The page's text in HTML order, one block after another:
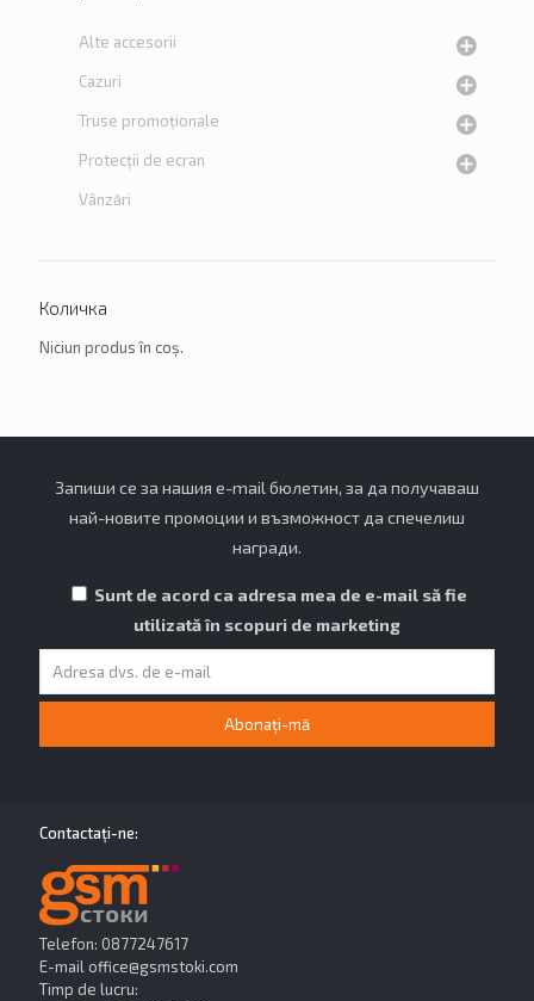
Alte accesorii
Cazuri
Truse promoționale
Protecții de ecran
Vânzări
Количка
Niciun produs în coș.
Запиши се за нашия e-mail бюлетин, за да получаваш
най-новите промоции и възможност да спечелиш
награди.
Sunt de acord ca adresa mea de e-mail să fie
utilizată în scopuri de marketing
Contactaţi-ne:
Telefon: 0877247617
E-mail office@gsmstoki.com
Timp de lucru: